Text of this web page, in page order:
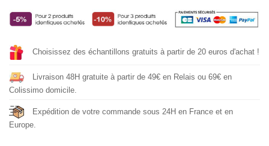
Choisissez des échantillons gratuits à partir de 20 euros d'achat !
Livraison 48H gratuite à partir de 49€ en Relais ou 69€ en
Colissimo domicile.
Expédition de votre commande sous 24H en France et en
Europe.